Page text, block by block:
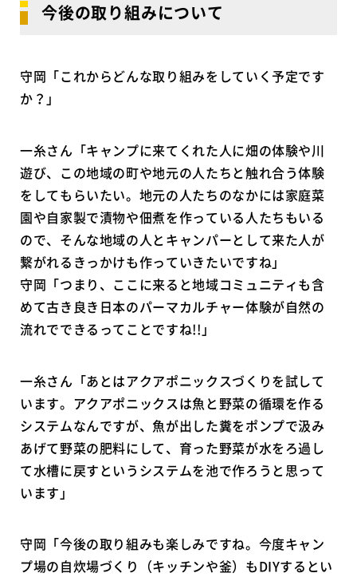
今後の取り組みについて
守岡「これからどんな取り組みをしていく予定です
か？」
一糸さん「キャンプに来てくれた人に畑の体験や川
遊び、この地域の町や地元の人たちと触れ合う体験
をしてもらいたい。地元の人たちのなかには家庭菜
園や自家製で漬物や佃煮を作っている人たちもいる
ので、そんな地域の人とキャンパーとして来た人が
繋がれるきっかけも作っていきたいですね」
守岡「つまり、ここに来ると地域コミュニティも含
めて古き良き日本のパーマカルチャー体験が自然の
流れでできるってことですね!!」
一糸さん「あとはアクアポニックスづくりを試して
います。アクアポニックスは魚と野菜の循環を作る
システムなんですが、魚が出した糞をポンプで汲み
あげて野菜の肥料にして、育った野菜が水をろ過し
て水槽に戻すというシステムを池で作ろうと思って
います」
守岡「今後の取り組みも楽しみですね。今度キャン
プ場の自炊場づくり（キッチンや釜）もDIYするとい